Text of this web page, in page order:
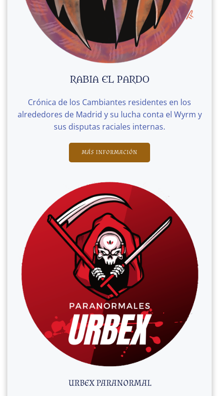
RABIA EL PARDO
Crónica de los Cambiantes residentes en los
alrededores de Madrid y su lucha conta el Wyrm y
sus disputas raciales internas.
MÁS INFORMACIÓN
URBEX PARANORMAL